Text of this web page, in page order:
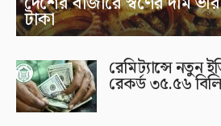
টাকা
রেমিট্যান্সে নতুন
রেকর্ড ৩৫.৫৬